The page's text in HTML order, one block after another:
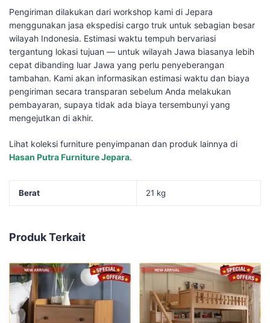
Pengiriman dilakukan dari workshop kami di Jepara
menggunakan jasa ekspedisi cargo truk untuk sebagian besar
wilayah Indonesia. Estimasi waktu tempuh bervariasi
tergantung lokasi tujuan — untuk wilayah Jawa biasanya lebih
cepat dibanding luar Jawa yang perlu penyeberangan
tambahan. Kami akan informasikan estimasi waktu dan biaya
pengiriman secara transparan sebelum Anda melakukan
pembayaran, supaya tidak ada biaya tersembunyi yang
mengejutkan di akhir.
Lihat koleksi furniture penyimpanan dan produk lainnya di
Hasan Putra Furniture Jepara.
Berat 21 kg
Produk Terkait